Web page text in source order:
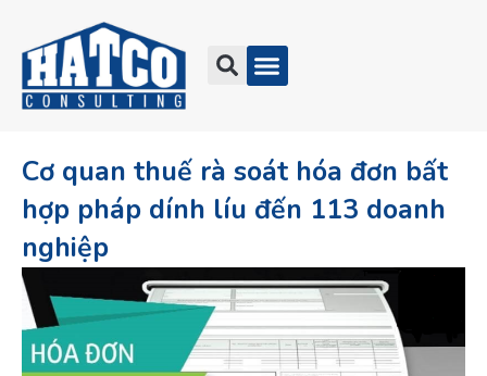
Cơ quan thuế rà soát hóa đơn bất
hợp pháp dính líu đến 113 doanh
nghiệp